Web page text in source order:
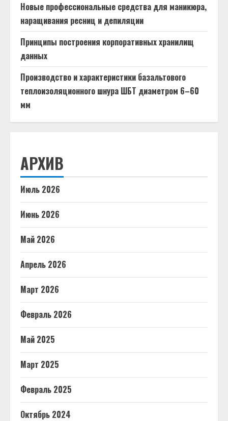
Новые профессиональные средства для маникюра,
наращивания ресниц и депиляции
Принципы построения корпоративных хранилищ
данных
Производство и характеристики базальтового
теплоизоляционного шнура ШБТ диаметром 6–60
мм
АРХИВ
Июль 2026
Июнь 2026
Май 2026
Апрель 2026
Март 2026
Февраль 2026
Май 2025
Март 2025
Февраль 2025
Октябрь 2024